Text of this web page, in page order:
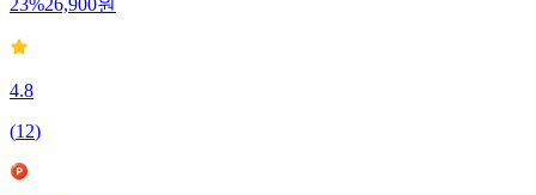
23%26,900원
4.8
(12)